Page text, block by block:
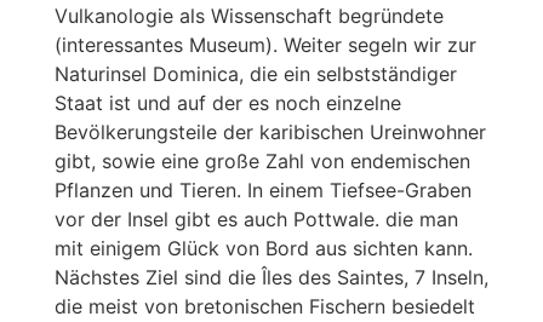
Vulkanologie als Wissenschaft begründete
(interessantes Museum). Weiter segeln wir zur
Naturinsel Dominica, die ein selbstständiger
Staat ist und auf der es noch einzelne
Bevölkerungsteile der karibischen Ureinwohner
gibt, sowie eine große Zahl von endemischen
Pflanzen und Tieren. In einem Tiefsee-Graben
vor der Insel gibt es auch Pottwale. die man
mit einigem Glück von Bord aus sichten kann.
Nächstes Ziel sind die Îles des Saintes, 7 Inseln,
die meist von bretonischen Fischern besiedelt